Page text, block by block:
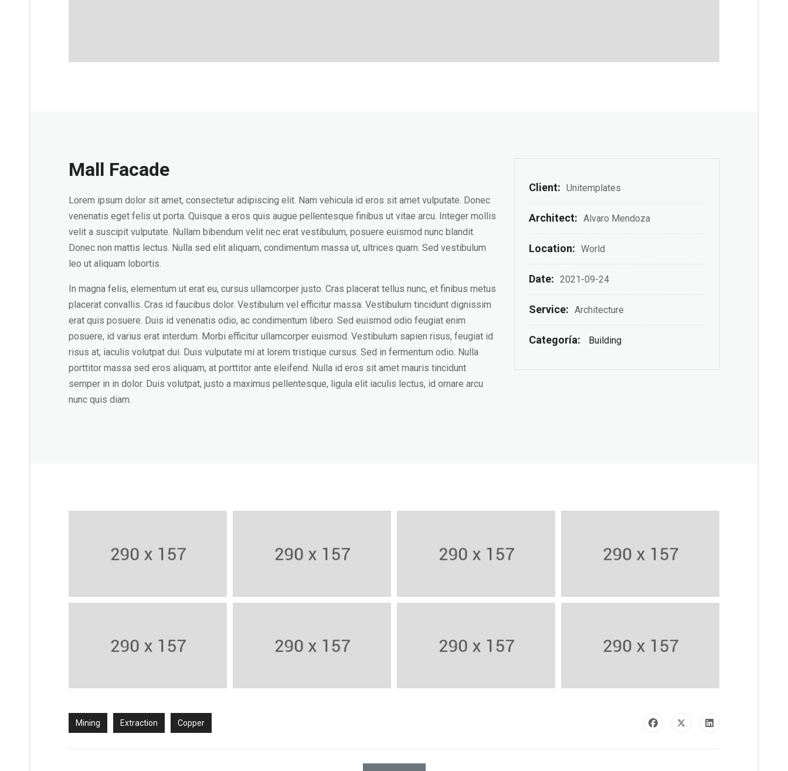
Mall Facade
Lorem ipsum dolor sit amet, consectetur adipiscing elit. Nam vehicula id eros sit amet vulputate. Donec
venenatis eget felis ut porta. Quisque a eros quis augue pellentesque finibus ut vitae arcu. Integer mollis
velit a suscipit vulputate. Nullam bibendum velit nec erat vestibulum, posuere euismod nunc blandit.
Donec non mattis lectus. Nulla sed elit aliquam, condimentum massa ut, ultrices quam. Sed vestibulum
leo ut aliquam lobortis.
In magna felis, elementum ut erat eu, cursus ullamcorper justo. Cras placerat tellus nunc, et finibus metus
placerat convallis. Cras id faucibus dolor. Vestibulum vel efficitur massa. Vestibulum tincidunt dignissim
erat quis posuere. Duis id venenatis odio, ac condimentum libero. Sed euismod odio feugiat enim
posuere, id varius erat interdum. Morbi efficitur ullamcorper euismod. Vestibulum sapien risus, feugiat id
risus at, iaculis volutpat dui. Duis vulputate mi at lorem tristique cursus. Sed in fermentum odio. Nulla
porttitor massa sed eros aliquam, at porttitor ante eleifend. Nulla id eros sit amet mauris tincidunt
semper in in dolor. Duis volutpat, justo a maximus pellentesque, ligula elit iaculis lectus, id ornare arcu
nunc quis diam.
Client: Unitemplates
Architect: Alvaro Mendoza
Location: World
Date: 2021-09-24
Service: Architecture
Categoría: Building
Mining Extraction Copper